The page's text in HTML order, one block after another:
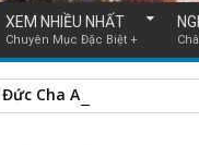
XEM NHIỀU NHẤT
Chuyên Mục Đặc Biệt +
Đức Cha Anphongsô